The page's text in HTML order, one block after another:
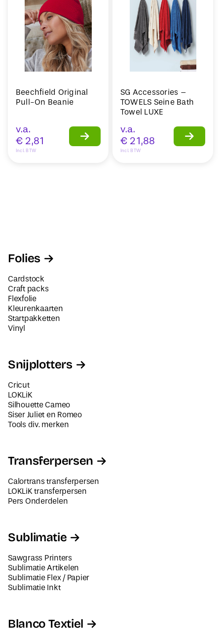
Beechfield Original
Pull-On Beanie
v.a.
€ 2,81
Incl. BTW
SG Accessories –
TOWELS Seine Bath
Towel LUXE
v.a.
€ 21,88
Incl. BTW
Folies
Cardstock
Craft packs
Flexfolie
Kleurenkaarten
Startpakketten
Vinyl
Snijplotters
Cricut
LOKLiK
Silhouette Cameo
Siser Juliet en Romeo
Tools div. merken
Transferpersen
Calortrans transferpersen
LOKLiK transferpersen
Pers Onderdelen
Sublimatie
Sawgrass Printers
Sublimatie Artikelen
Sublimatie Flex / Papier
Sublimatie Inkt
Blanco Textiel